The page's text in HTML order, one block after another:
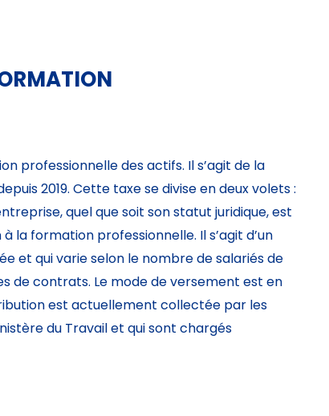
professionnelle des actifs. Il s’agit de la
2019. Cette taxe se divise en deux volets :
quel que soit son statut juridique, est
la formation professionnelle. Il s’agit d’un
et qui varie selon le nombre de salariés de
de contrats. Le mode de versement est en
est actuellement collectée par les
du Travail et qui sont chargés